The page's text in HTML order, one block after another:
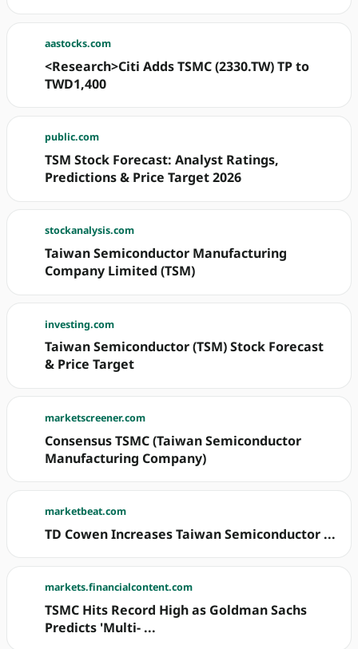
aastocks.com
<Research>Citi Adds TSMC (2330.TW) TP to
TWD1,400
public.com
TSM Stock Forecast: Analyst Ratings,
Predictions & Price Target 2026
stockanalysis.com
Taiwan Semiconductor Manufacturing
Company Limited (TSM)
investing.com
Taiwan Semiconductor (TSM) Stock Forecast
& Price Target
marketscreener.com
Consensus TSMC (Taiwan Semiconductor
Manufacturing Company)
marketbeat.com
TD Cowen Increases Taiwan Semiconductor ...
markets.financialcontent.com
TSMC Hits Record High as Goldman Sachs
Predicts 'Multi- ...